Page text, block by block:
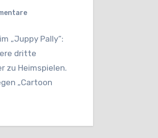
„Juppy Pally“:
dritte
zu Heimspielen.
„Cartoon